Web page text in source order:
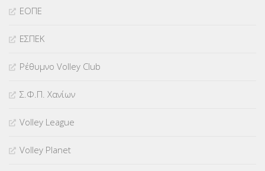
ΕΟΠΕ
ΕΣΠΕΚ
Ρέθυμνο Volley Club
Σ.Φ.Π. Χανίων
Volley League
Volley Planet